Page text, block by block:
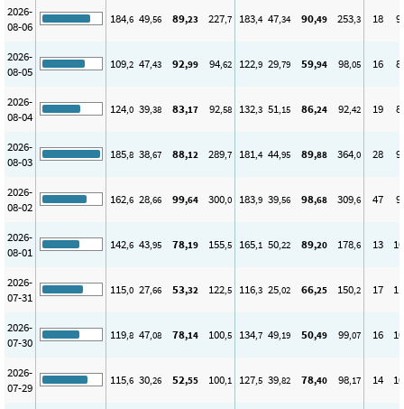
2026-
08-06
184,6 49,56 89,23 227,7 183,4 47,34 90,49 253,3 18 9
2026-
08-05
109,2 47,43 92,99 94,62 122,9 29,79 59,94 98,05 16 8
2026-
08-04
124,0 39,38 83,17 92,58 132,3 51,15 86,24 92,42 19 8
2026-
08-03
185,8 38,67 88,12 289,7 181,4 44,95 89,88 364,0 28 9
2026-
08-02
162,6 28,66 99,64 300,0 183,9 39,56 98,68 309,6 47 9
2026-
08-01
142,6 43,95 78,19 155,5 165,1 50,22 89,20 178,6 13 10
2026-
07-31
115,0 27,66 53,32 122,5 116,3 25,02 66,25 150,2 17 11
2026-
07-30
119,8 47,08 78,14 100,5 134,7 49,19 50,49 99,07 16 10
2026-
07-29
115,6 30,26 52,55 100,1 127,5 39,82 78,40 98,17 14 10